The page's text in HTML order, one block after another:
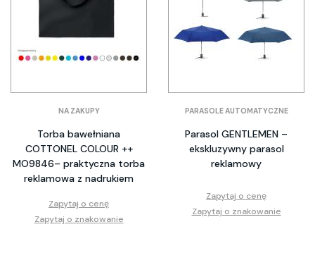
NA ZAKUPY
Torba bawełniana
COTTONEL COLOUR ++
MO9846– praktyczna torba
reklamowa z nadrukiem
Zapytaj o cenę
Zapytaj o znakowanie
PARASOLE AUTOMATYCZNE
Parasol GENTLEMEN –
ekskluzywny parasol
reklamowy
Zapytaj o cenę
Zapytaj o znakowanie